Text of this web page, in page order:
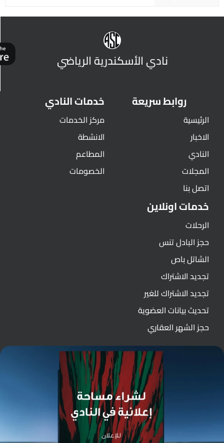
نادي الأسكندرية الرياضي
روابط سريعة
الرئيسية
الاخبار
النادي
المجلات
اتصل بنا
خدمات النادي
مركز الخدمات
الانشطة
المطاعم
الخصومات
خدمات اونلاين
الرحلات
حجز البادل تنس
الشاتل باص
تجديد الاشتراك
تجديد الاشتراك للغير
تحديث بيانات العضوية
حجز الشهر العقاري